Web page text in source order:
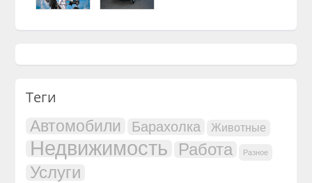
Теги
Автомобили Барахолка Животные
Недвижимость Работа Разное
Услуги